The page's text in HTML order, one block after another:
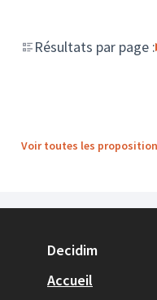
Résultats par page :
Voir toutes les
Decidim
Accueil